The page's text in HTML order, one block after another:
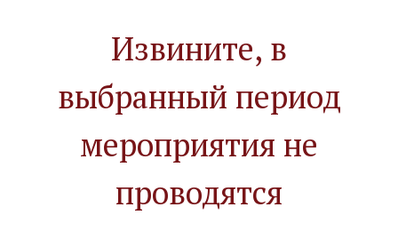
Извините, в
выбранный период
мероприятия не
проводятся